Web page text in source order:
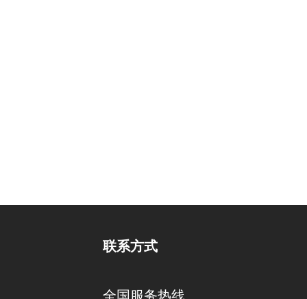
联系方式
全国服务热线